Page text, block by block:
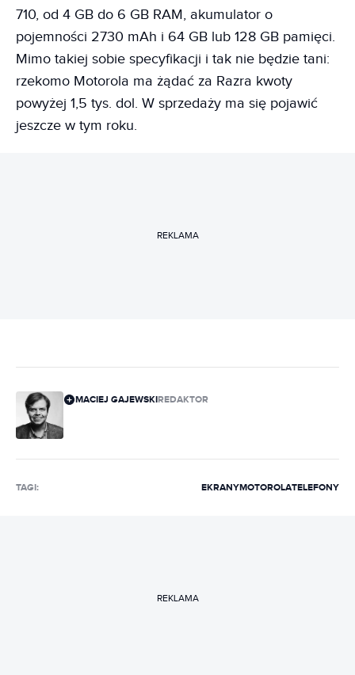
710, od 4 GB do 6 GB RAM, akumulator o
pojemności 2730 mAh i 64 GB lub 128 GB pamięci.
Mimo takiej sobie specyfikacji i tak nie będzie tani:
rzekomo Motorola ma żądać za Razra kwoty
powyżej 1,5 tys. dol. W sprzedaży ma się pojawić
jeszcze w tym roku.
REKLAMA
MACIEJ GAJEWSKIREDAKTOR
TAGI: EKRANYMOTOROLATELEFONY
REKLAMA